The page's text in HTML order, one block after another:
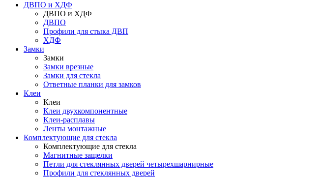
ДВПО и ХДФ
ДВПО и ХДФ
ДВПО
Профили для стыка ДВП
ХДФ
Замки
Замки
Замки врезные
Замки для стекла
Ответные планки для замков
Клеи
Клеи
Клеи двухкомпонентные
Клеи-расплавы
Ленты монтажные
Комплектующие для стекла
Комплектующие для стекла
Магнитные защелки
Петли для стеклянных дверей четырехшарнирные
Профили для стеклянных дверей